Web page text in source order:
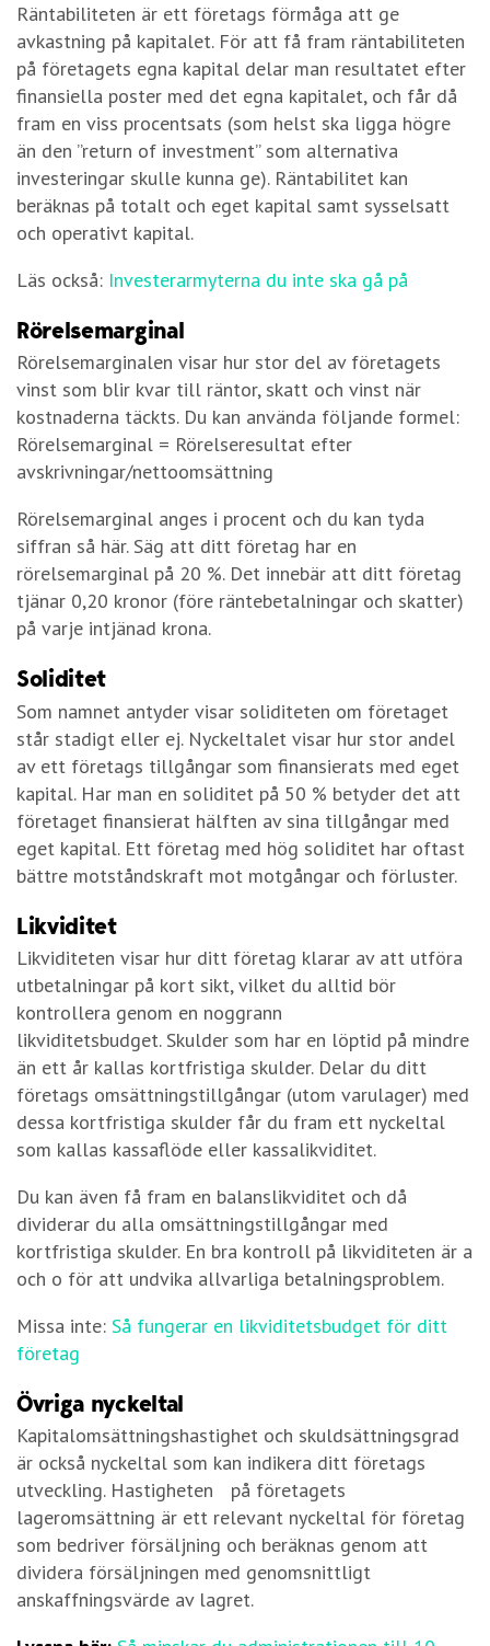
Räntabiliteten är ett företags förmåga att ge
avkastning på kapitalet. För att få fram räntabiliteten
på företagets egna kapital delar man resultatet efter
finansiella poster med det egna kapitalet, och får då
fram en viss procentsats (som helst ska ligga högre
än den ”return of investment” som alternativa
investeringar skulle kunna ge). Räntabilitet kan
beräknas på totalt och eget kapital samt sysselsatt
och operativt kapital.
Läs också: Investerarmyterna du inte ska gå på
Rörelsemarginal
Rörelsemarginalen visar hur stor del av företagets
vinst som blir kvar till räntor, skatt och vinst när
kostnaderna täckts. Du kan använda följande formel:
Rörelsemarginal = Rörelseresultat efter
avskrivningar/nettoomsättning
Rörelsemarginal anges i procent och du kan tyda
siffran så här. Säg att ditt företag har en
rörelsemarginal på 20 %. Det innebär att ditt företag
tjänar 0,20 kronor (före räntebetalningar och skatter)
på varje intjänad krona.
Soliditet
Som namnet antyder visar soliditeten om företaget
står stadigt eller ej. Nyckeltalet visar hur stor andel
av ett företags tillgångar som finansierats med eget
kapital. Har man en soliditet på 50 % betyder det att
företaget finansierat hälften av sina tillgångar med
eget kapital. Ett företag med hög soliditet har oftast
bättre motståndskraft mot motgångar och förluster.
Likviditet
Likviditeten visar hur ditt företag klarar av att utföra
utbetalningar på kort sikt, vilket du alltid bör
kontrollera genom en noggrann
likviditetsbudget. Skulder som har en löptid på mindre
än ett år kallas kortfristiga skulder. Delar du ditt
företags omsättningstillgångar (utom varulager) med
dessa kortfristiga skulder får du fram ett nyckeltal
som kallas kassaflöde eller kassalikviditet.
Du kan även få fram en balanslikviditet och då
dividerar du alla omsättningstillgångar med
kortfristiga skulder. En bra kontroll på likviditeten är a
och o för att undvika allvarliga betalningsproblem.
Missa inte: Så fungerar en likviditetsbudget för ditt
företag
Övriga nyckeltal
Kapitalomsättningshastighet och skuldsättningsgrad
är också nyckeltal som kan indikera ditt företags
utveckling. Hastigheten på företagets
lageromsättning är ett relevant nyckeltal för företag
som bedriver försäljning och beräknas genom att
dividera försäljningen med genomsnittligt
anskaffningsvärde av lagret.